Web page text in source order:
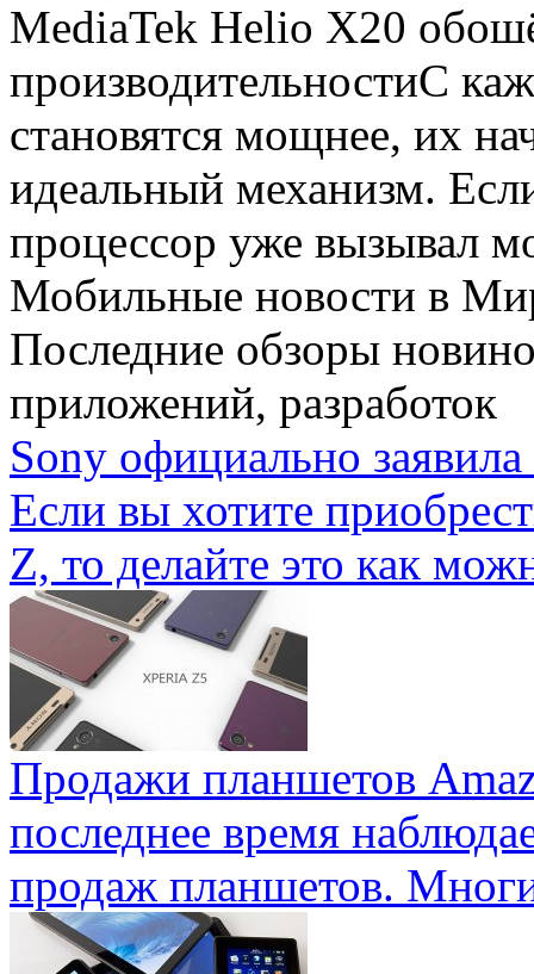
MediaTek Helio X20
производительностиС
становятся мощнее, их
идеальный механизм.
процессор уже вызывал
Мобильные новости в
Последние обзоры
приложений, разработок
Sony официально
Если вы хотите
Z, то делайте это как
Продажи планшетов
последнее время
продаж планшетов.